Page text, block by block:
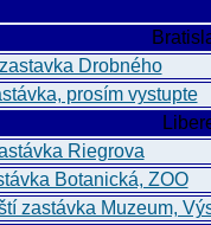
Drobného
prosím vystupte
Riegrova
Botanická, ZOO
zastávka Muzeum,